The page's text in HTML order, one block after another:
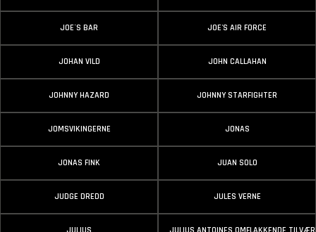
JOE´S BAR JOE'S AIR FORCE
JOHAN VILD JOHN CALLAHAN
JOHNNY HAZARD JOHNNY STARFIGHTER
JOMSVIKINGERNE JONAS
JONAS FINK JUAN SOLO
JUDGE DREDD JULES VERNE